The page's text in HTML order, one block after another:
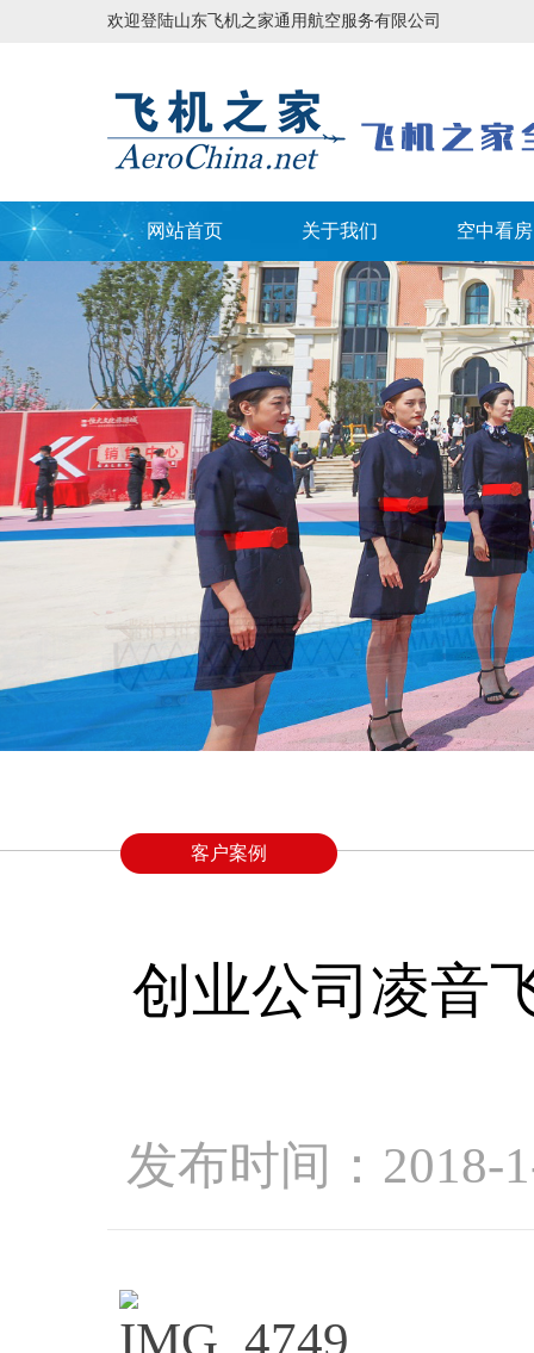
欢迎登陆山东飞机之家通用航空服务有限公司
网站首页 关于我们 空中看房
客户案例
创业公司凌音
发布时间：2018-